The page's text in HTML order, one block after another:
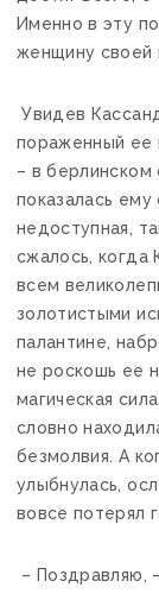
Именно в эту
женщину своей
Увидев
пораженный ее
– в
показалась
недоступная,
сжалось, когда
всем
золотистыми
палантине,
не роскошь ее
магическая
словно
безмолвия. А
улыбнулась,
вовсе потерял
– Поздравляю,